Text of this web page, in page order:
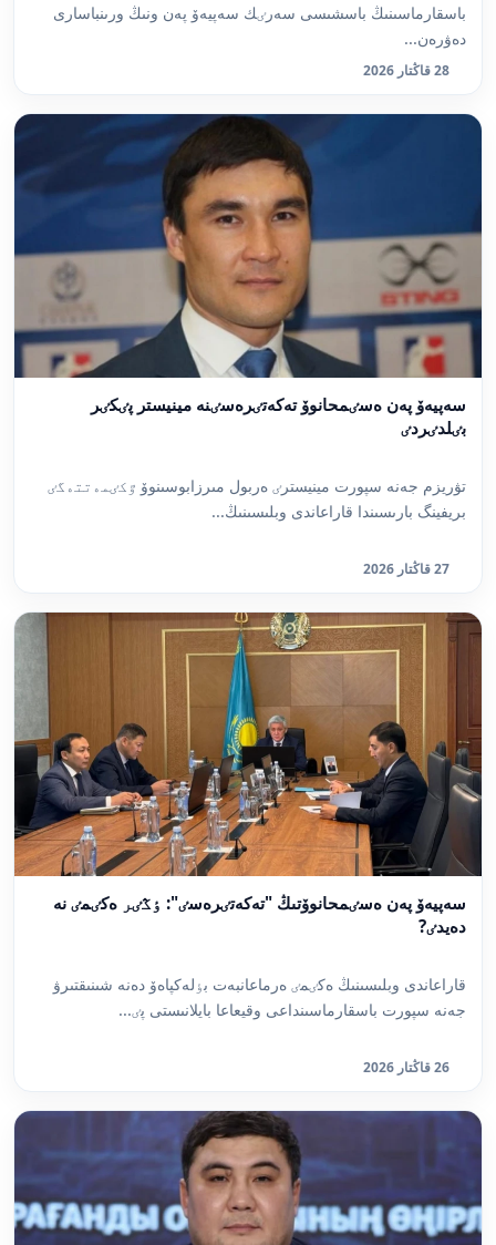
باسقارماسىنىڭ باسشىسى سەرٸك سەپيەۆ پەن ونىڭ ورىنباسارى
دەۋرەن...
28 قاڭتار 2026
سەپيەۆ پەن ەسٸمحانوۆ تەكەتٸرەسٸنە مينيستر پٸكٸر
بٸلدٸردٸ
تۋريزم جەنە سپورت مينيسترٸ ەربول مىرزابوسىنوۆ ٷكٸمەتتەگٸ
بريفينگ بارىسىندا قاراعاندى وبلىسىنىڭ...
27 قاڭتار 2026
سەپيەۆ پەن ەسٸمحانوۆتىڭ "تەكەتٸرەسٸ": ٶڭٸر ەكٸمٸ نە
دەيدٸ?
قاراعاندى وبلىسىنىڭ ەكٸمٸ ەرماعانبەت بٶلەكپاەۆ دەنە شىنىقتىرۋ
جەنە سپورت باسقارماسىنداعى وقيعاعا بايلانىستى پٸ...
26 قاڭتار 2026